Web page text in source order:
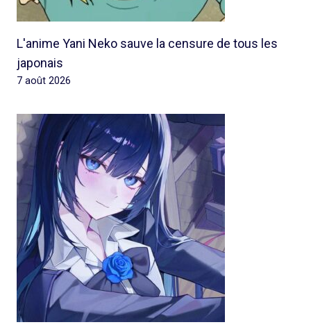
L'anime Yani Neko sauve la censure de tous les
japonais
7 août 2026